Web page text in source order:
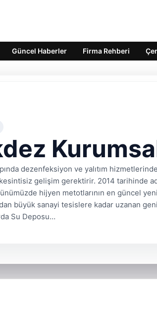
Güncel Haberler Firma Rehberi
dezenfeksiyon ve yalıtım
gelişim gerektirir. 2014 tarihinde
hijyen metotlarının en güncel
büyük sanayi tesislere kadar uzanan
Su Deposu…